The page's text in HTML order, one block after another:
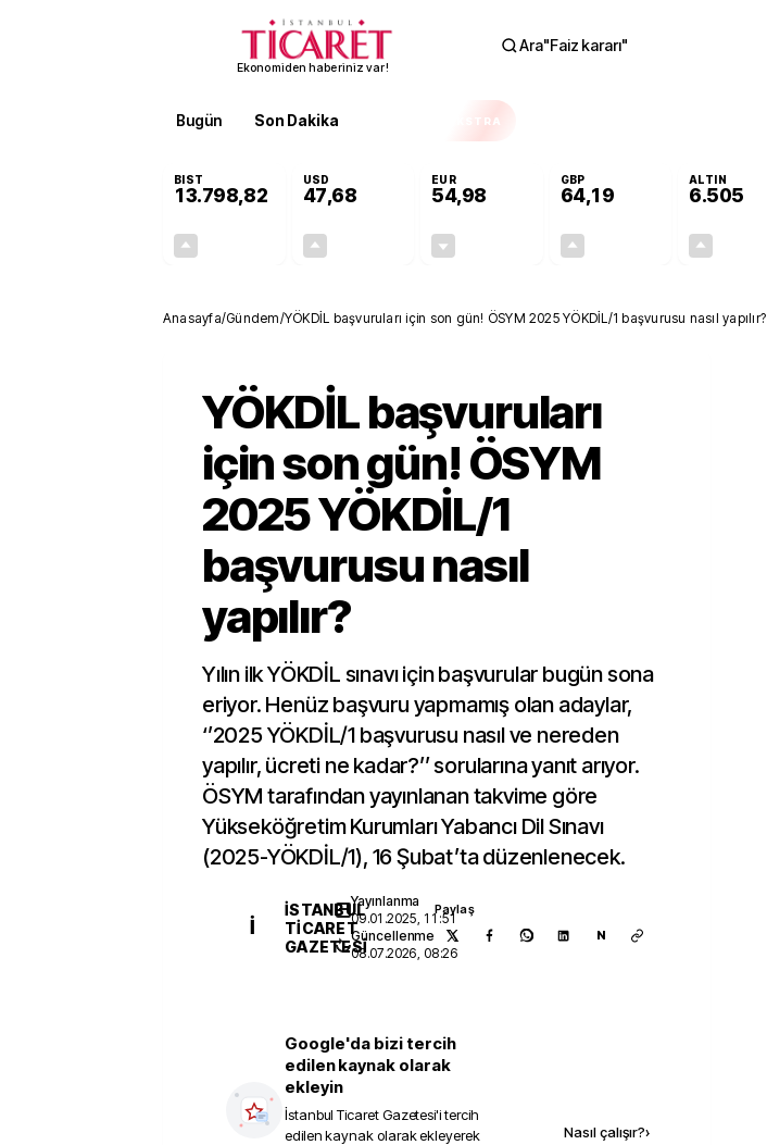
Ekonomiden haberiniz var!
Ara"Faiz kararı"
Bugün Son Dakika EKSTRA
BIST
13.798,82
USD
47,68
EUR
54,98
GBP
64,19
ALTIN
6.505
Anasayfa/Gündem/YÖKDİL başvuruları için son gün! ÖSYM 2025 YÖKDİL/1 başvurusu nasıl yapılır?
YÖKDİL başvuruları
için son gün! ÖSYM
2025 YÖKDİL/1
başvurusu nasıl
yapılır?
Yılın ilk YÖKDİL sınavı için başvurular bugün sona
eriyor. Henüz başvuru yapmamış olan adaylar,
‘’2025 YÖKDİL/1 başvurusu nasıl ve nereden
yapılır, ücreti ne kadar?’’ sorularına yanıt arıyor.
ÖSYM tarafından yayınlanan takvime göre
Yükseköğretim Kurumları Yabancı Dil Sınavı
(2025-YÖKDİL/1), 16 Şubat’ta düzenlenecek.
İ
İSTANBUL
TICARET
GAZETESI
Yayınlanma
09.01.2025, 11:51
Güncellenme
08.07.2026, 08:26
Paylaş
N
Google'da bizi tercih
edilen kaynak olarak
ekleyin
İstanbul Ticaret Gazetesi'i tercih
edilen kaynak olarak ekleyerek
Nasıl çalışır?›